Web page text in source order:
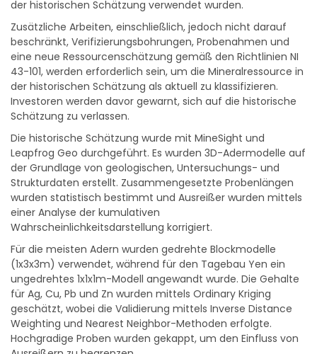
Zusätzliche Arbeiten, einschließlich, jedoch nicht darauf
beschränkt, Verifizierungsbohrungen, Probenahmen und
eine neue Ressourcenschätzung gemäß den Richtlinien NI
43-101, werden erforderlich sein, um die Mineralressource in
der historischen Schätzung als aktuell zu klassifizieren.
Investoren werden davor gewarnt, sich auf die historische
Schätzung zu verlassen.
Die historische Schätzung wurde mit MineSight und
Leapfrog Geo durchgeführt. Es wurden 3D-Adermodelle auf
der Grundlage von geologischen, Untersuchungs- und
Strukturdaten erstellt. Zusammengesetzte Probenlängen
wurden statistisch bestimmt und Ausreißer wurden mittels
einer Analyse der kumulativen
Wahrscheinlichkeitsdarstellung korrigiert.
Für die meisten Adern wurden gedrehte Blockmodelle
(1x3x3m) verwendet, während für den Tagebau Yen ein
ungedrehtes 1x1x1m-Modell angewandt wurde. Die Gehalte
für Ag, Cu, Pb und Zn wurden mittels Ordinary Kriging
geschätzt, wobei die Validierung mittels Inverse Distance
Weighting und Nearest Neighbor-Methoden erfolgte.
Hochgradige Proben wurden gekappt, um den Einfluss von
Ausreißern zu begrenzen.